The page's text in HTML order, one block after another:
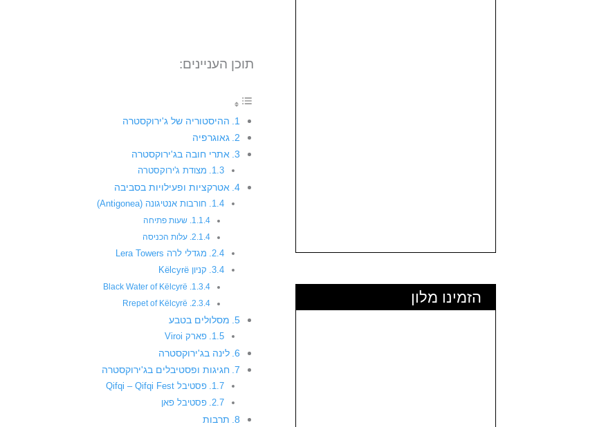
הזמינו מלון
תוכן העניינים:
ההיסטוריה של ג'ירוקסטרה
גאוגרפיה
אתרי חובה בג'ירוקסטרה
מצודת ג'ירוקסטרה
אטרקציות ופעילויות בסביבה
חורבות אנטיגונה (Antigonea)
שעות פתיחה
עלות הכניסה
מגדלי לרה Lera Towers
קניון Këlcyrë
Black Water of Këlcyrë
Rrepet of Këlcyrë
מסלולים בטבע
פארק Viroi
לינה בג'ירוקסטרה
חגיגות ופסטיבלים בג'ירוקסטרה
פסטיבל Qifqi – Qifqi Fest
פסטיבל פאן
תרבות